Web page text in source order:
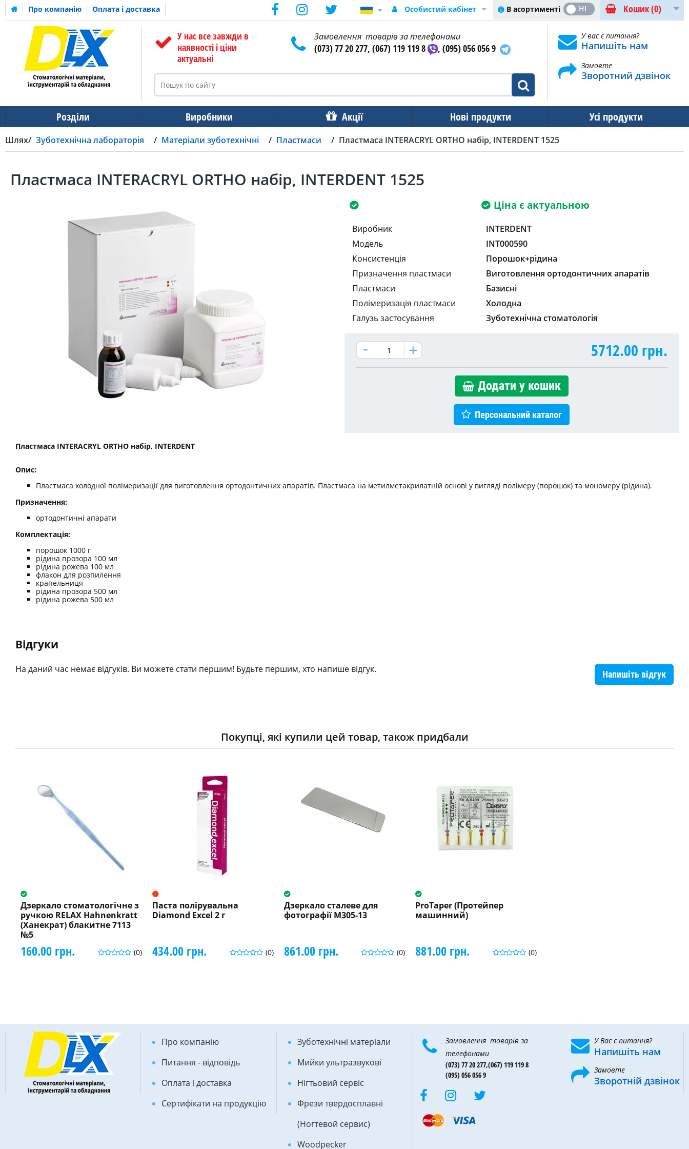
Про компанію Оплата і доставка Кошик(0)
В асортименті
ТАК НІ
Особистий кабінет
У нас все завжди в
наявності і ціни
актуальні
Замовлення товарів за телефонами
(073) 77 20 277, (067) 119 119 8 , (095) 056 056 9
У вас є питання?
Напишіть нам
Замовте
Зворотний дзвінок
Розділи Виробники Акції Нові продукти Усі продукти
Шлях Зуботехнічна лабораторія Матеріали зуботехнічні Пластмаси Пластмаса INTERACRYL ORTHO набір, INTERDENT 1525
Пластмаса INTERACRYL ORTHO набір, INTERDENT 1525
Ціна є актуальною
Виробник
INTERDENT
Модель
INT000590
Консистенція
Порошок+рідина
Призначення пластмаси
Виготовлення ортодонтичних апаратів
Пластмаси
Базисні
Полімеризація пластмаси
Холодна
Галузь застосування
Зуботехнічна стоматологія
5712.00 грн.
Додати у кошик
Персональний каталог
Пластмаса INTERACRYL ORTHO набір, INTERDENT
Опис:
Пластмаса холодної полімеризації для виготовлення ортодонтичних апаратів. Пластмаса на метилметакрилатній основі у вигляді полімеру (порошок) та мономеру (рідина).
Призначення:
ортодонтичні апарати
Комплектація:
порошок 1000 г
рідина прозора 100 мл
рідина рожева 100 мл
флакон для розпилення
крапельниця
рідина прозора 500 мл
рідина рожева 500 мл
Відгуки
Напишіть відгук
На даний час немає відгуків. Ви можете стати першим! Будьте першим, хто напише відгук.
Покупці, які купили цей товар, також придбали
Дзеркало стоматологічне з
ручкою RELAX Hahnenkratt
(Ханекрат) блакитне 7113
№5
(0)
160.00 грн.
Паста полірувальна
Diamond Excel 2 г
(0)
434.00 грн.
Дзеркало сталеве для
фотографії M305-13
(0)
861.00 грн.
ProTaper (Протейпер
машинний)
(0)
881.00 грн.
Про компанію
Питання - відповідь
Оплата і доставка
Сертифікати на продукцію
Зуботехнічні матеріали
Мийки ультразвукові
Нігтьовий сервіс
Фрези твердосплавні
(Ногтевой сервис)
Woodpecker
Замовлення товарів за
телефонами
(073) 77 20 277,(067) 119 119 8
(095) 056 056 9
У Вас є питання?
Напишіть нам
Замовте
Зворотній дзвінок